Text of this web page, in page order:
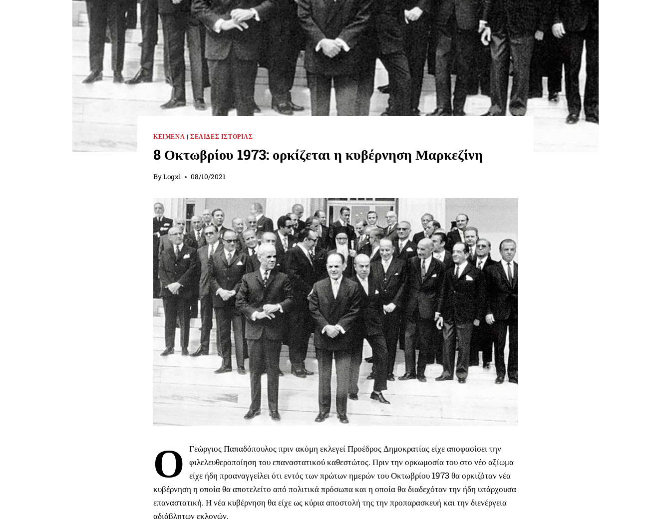
ΚΕΊΜΕΝΑ | ΣΕΛΊΔΕΣ ΙΣΤΟΡΊΑΣ
8 Οκτωβρίου 1973: ορκίζεται η κυβέρνηση Μαρκεζίνη
ByLogxi 08/10/2021
Ο Γεώργιος Παπαδόπουλος πριν ακόμη εκλεγεί Προέδρος Δημοκρατίας είχε αποφασίσει την
φιλελευθεροποίηση του επαναστατικού καθεστώτος. Πριν την ορκωμοσία του στο νέο αξίωμα
είχε ήδη προαναγγείλει ότι εντός των πρώτων ημερών του Οκτωβρίου 1973 θα ορκιζόταν νέα
κυβέρνηση η οποία θα αποτελείτο από πολιτικά πρόσωπα και η οποία θα διαδεχόταν την ήδη υπάρχουσα
επαναστατική. Η νέα κυβέρνηση θα είχε ως κύρια αποστολή της την προπαρασκευή και την διενέργεια
αδιάβλητων εκλογών.